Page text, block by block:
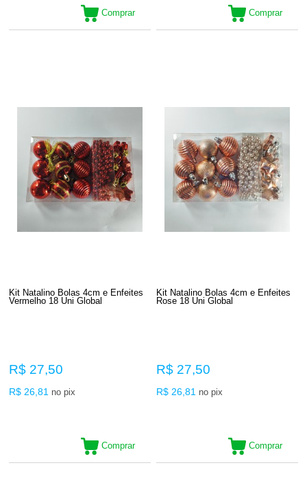
Comprar Comprar
Kit Natalino Bolas 4cm e Enfeites
Vermelho 18 Uni Global
R$ 27,50
R$ 26,81 no pix
Comprar
Kit Natalino Bolas 4cm e Enfeites
Rose 18 Uni Global
R$ 27,50
R$ 26,81 no pix
Comprar